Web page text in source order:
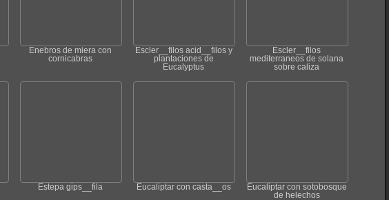
Enebros de miera con
cornicabras
Escler__filos acid__filos y
plantaciones de
Eucalyptus
Escler__filos
mediterraneos de solana
sobre caliza
Estepa gips__fila Eucaliptar con casta__os
Eucaliptar con sotobosque
de helechos